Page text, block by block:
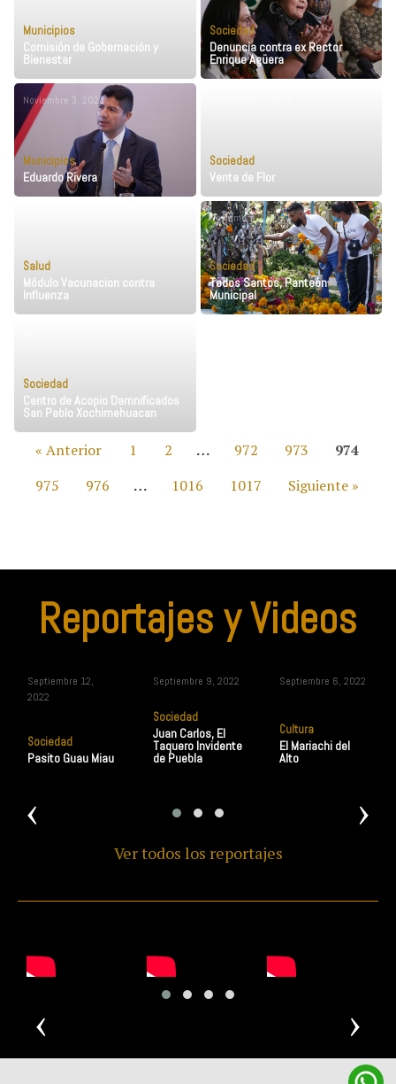
Municipios
Comisión de Gobernación y
Bienestar
Sociedad
Denuncia contra ex Rector
Enrique Agüera
Noviembre 3, 2021
Municipios
Eduardo Rivera
Sociedad
Venta de Flor
Salud
Módulo Vacunacion contra
Influenza
Noviembre 2, 2021
Sociedad
Todos Santos, Panteón
Municipal
Sociedad
Centro de Acopio Damnificados
San Pablo Xochimehuacan
« Anterior 1 2 … 972 973
974
975
976 … 1016 1017 Siguiente »
Reportajes y Videos
Septiembre 12,
2022
Sociedad
Pasito Guau Miau
Septiembre 9, 2022
Sociedad
Juan Carlos, El
Taquero Invidente
de Puebla
Septiembre 6, 2022
Cultura
El Mariachi del
Alto
‹ ›
Ver todos los reportajes
‹ ›